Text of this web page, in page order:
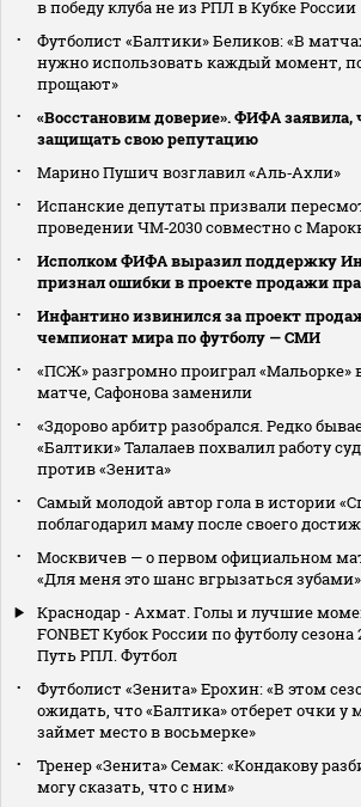
в победу клуба не из РПЛ в Кубке России
Футболист «Балтики» Беликов: «В
нужно использовать каждый момент,
прощают»
«Восстановим доверие». ФИФА заявила,
защищать свою репутацию
Марино Пушич возглавил «Аль‑Ахли»
Испанские депутаты призвали
проведении ЧМ‑2030 совместно с
Исполком ФИФА выразил поддержку
признал ошибки в проекте продажи
Инфантино извинился за проект
чемпионат мира по футболу — СМИ
«ПСЖ» разгромно проиграл «Мальорке»
матче, Сафонова заменили
«Здорово арбитр разобрался. Редко
«Балтики» Талалаев похвалил работу
против «Зенита»
Самый молодой автор гола в истории
поблагодарил маму после своего
Москвичев — о первом официальном
«Для меня это шанс вгрызаться зубами»
Краснодар - Ахмат. Голы и лучшие
FONBET Кубок России по футболу сезона
Путь РПЛ. Футбол
Футболист «Зенита» Ерохин: «В этом
ожидать, что «Балтика» отберет очки
займет место в восьмерке»
Тренер «Зенита» Семак: «Кондакову
могу сказать, что с ним»